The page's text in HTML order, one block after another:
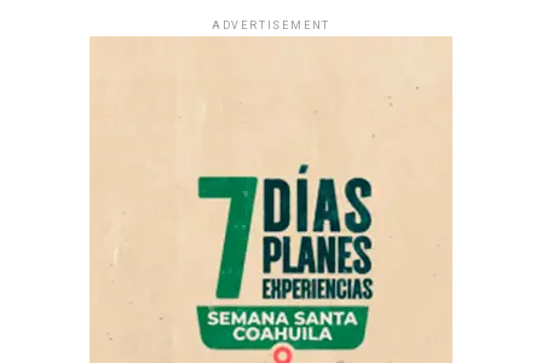
persona inconsciente sobre el pavimento.
Lucía Delgado, propietaria de un negocio de uñas
ubicado en Relieves número 120, la joven había acudido
para solicitar un servicio.
La joven, identificada como Yulissa Lizeth Oropeza
González, terminó el servicio y salió del negocio.
Momentos después se desvaneció y quedó tendida sobre
el pavimento, en medio de la calle Relieves.
ADVERTISEMENT